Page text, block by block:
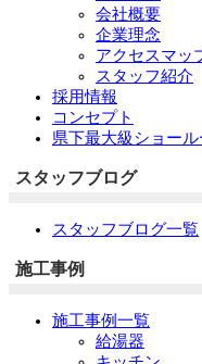
会社概要
企業理念
アクセスマッ
スタッフ紹介
採用情報
コンセプト
県下最大級ショール
スタッフブログ
スタッフブログ一覧
施工事例
施工事例一覧
給湯器